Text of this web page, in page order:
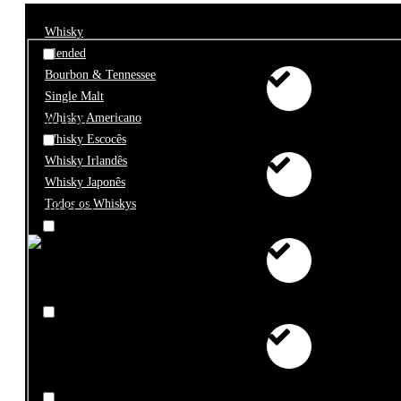
Whisky
Blended
Bourbon & Tennessee
Single Malt
Whisky Americano
Whisky Escocês
Whisky Irlandês
Whisky Japonês
Todos os Whiskys
€0 - €10
€10 - €25